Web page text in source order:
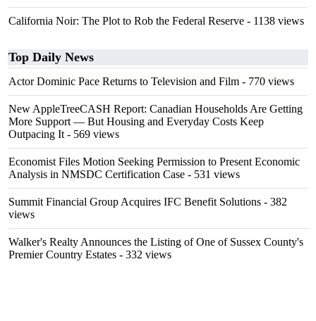
California Noir: The Plot to Rob the Federal Reserve - 1138 views
Top Daily News
Actor Dominic Pace Returns to Television and Film - 770 views
New AppleTreeCASH Report: Canadian Households Are Getting
More Support — But Housing and Everyday Costs Keep
Outpacing It - 569 views
Economist Files Motion Seeking Permission to Present Economic
Analysis in NMSDC Certification Case - 531 views
Summit Financial Group Acquires IFC Benefit Solutions - 382
views
Walker's Realty Announces the Listing of One of Sussex County's
Premier Country Estates - 332 views